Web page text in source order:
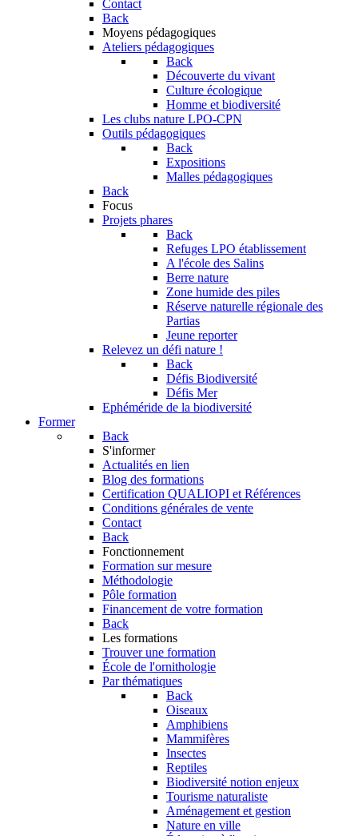
Contact
Back
Moyens pédagogiques
Ateliers pédagogiques
Back
Découverte du vivant
Culture écologique
Homme et biodiversité
Les clubs nature LPO-CPN
Outils pédagogiques
Back
Expositions
Malles pédagogiques
Back
Focus
Projets phares
Back
Refuges LPO établissement
A l'école des Salins
Berre nature
Zone humide des piles
Réserve naturelle régionale des
Partias
Jeune reporter
Relevez un défi nature !
Back
Défis Biodiversité
Défis Mer
Ephéméride de la biodiversité
Former
Back
S'informer
Actualités en lien
Blog des formations
Certification QUALIOPI et Références
Conditions générales de vente
Contact
Back
Fonctionnement
Formation sur mesure
Méthodologie
Pôle formation
Financement de votre formation
Back
Les formations
Trouver une formation
École de l'ornithologie
Par thématiques
Back
Oiseaux
Amphibiens
Mammifères
Insectes
Reptiles
Biodiversité notion enjeux
Tourisme naturaliste
Aménagement et gestion
Nature en ville